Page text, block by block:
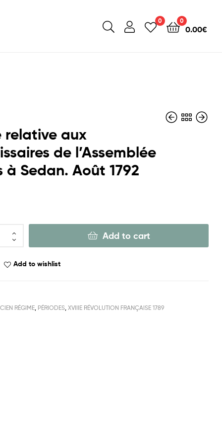
0 0
0.00€
relative aux
de l’Assemblée
à Sedan. Août 1792
Add to cart
Add to wishlist
RÉGIME, PÉRIODES,XVIIIE RÉVOLUTION FRANÇAISE 1789